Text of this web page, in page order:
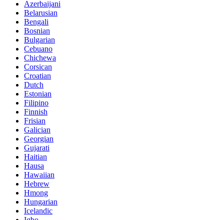
Azerbaijani
Belarusian
Bengali
Bosnian
Bulgarian
Cebuano
Chichewa
Corsican
Croatian
Dutch
Estonian
Filipino
Finnish
Frisian
Galician
Georgian
Gujarati
Haitian
Hausa
Hawaiian
Hebrew
Hmong
Hungarian
Icelandic